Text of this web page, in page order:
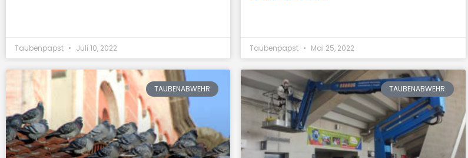
Taubenpapst Juli 10, 2022 Taubenpapst Mai 25, 2022
TAUBENABWEHR TAUBENABWEHR